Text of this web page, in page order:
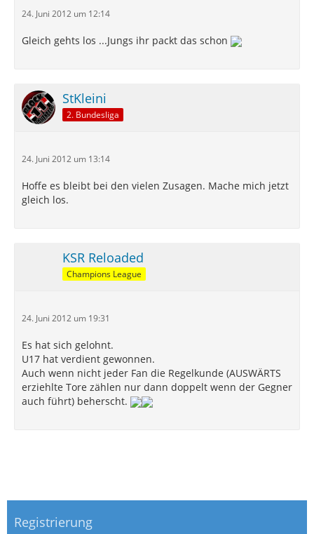
24. Juni 2012 um 12:14
Gleich gehts los ...Jungs ihr packt das schon
StKleini
2. Bundesliga
24. Juni 2012 um 13:14
Hoffe es bleibt bei den vielen Zusagen. Mache mich jetzt
gleich los.
KSR Reloaded
Champions League
24. Juni 2012 um 19:31
Es hat sich gelohnt.
U17 hat verdient gewonnen.
Auch wenn nicht jeder Fan die Regelkunde (AUSWÄRTS
erziehlte Tore zählen nur dann doppelt wenn der Gegner
auch führt) beherscht.
Registrierung